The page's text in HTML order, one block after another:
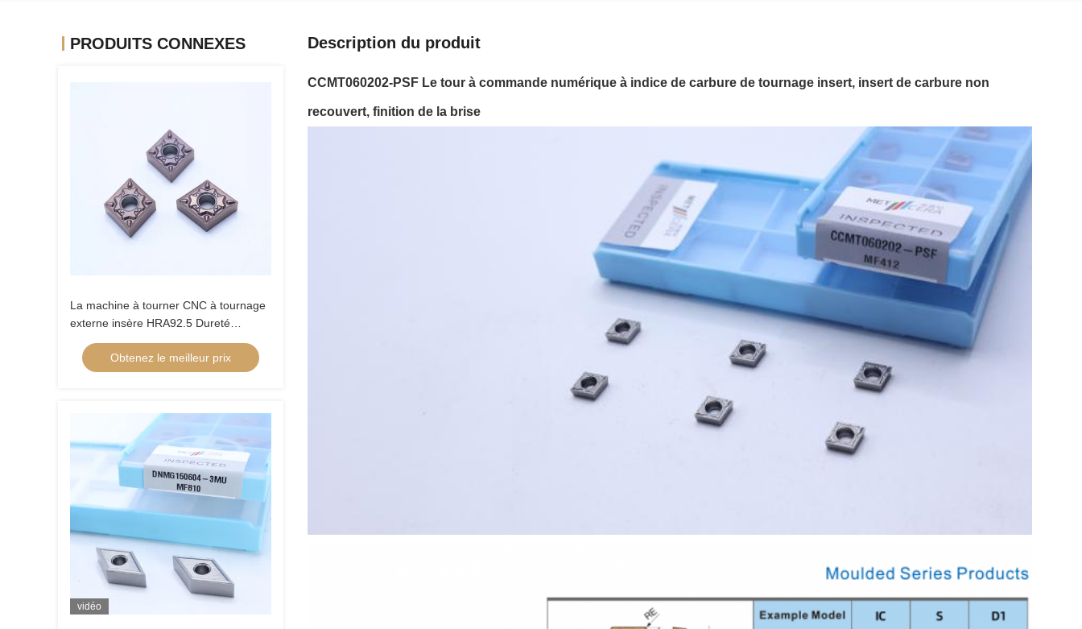
PRODUITS CONNEXES
La machine à tourner CNC à tournage
externe insère HRA92.5 Dureté
CNMG120404-FQ PV8310
Obtenez le meilleur prix
vidéo
Description du produit
CCMT060202-PSF Le tour à commande numérique à indice de carbure de tournage insert, insert de carbure non
recouvert, finition de la brise